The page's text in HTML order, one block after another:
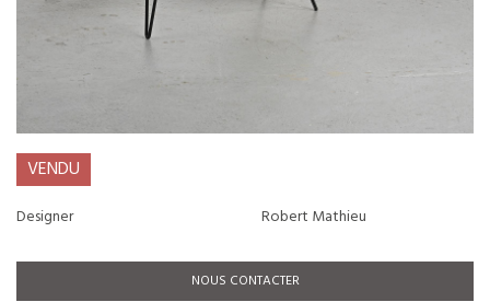
VENDU
Designer Robert Mathieu
NOUS CONTACTER